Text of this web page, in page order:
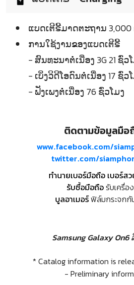
ແບດເຕີຣີ້ມາດຕະຖານ 3,000
ການໃຊ້ງານຂອງແບດເຕີຣີ້
- ສົນທະນາຕໍ່ເນື່ອງ 3G 21 ຊົ່ວ
- ເບິ່ງວິດີໂອດົນຕໍ່ເນື່ອງ 17 ຊົ່ວ
- ຟັງເພງຕໍ່ເນື່ອງ 76 ຊົ່ວໂມງ
ติดตามข้อมูลมือ
www.facebook.com/
twitter.com/
ทำนายเบอร์มือถือ เบอร์ส
รับซื้อมือถือรับเครื่อ
บูลอาเมอร์ฟิล์มกระจกกั
Samsung Galaxy On6
* Catalog information is
- Preliminary